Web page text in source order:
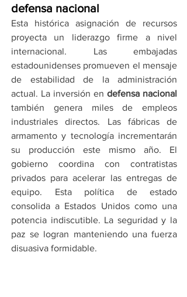
defensa nacional
Esta histórica asignación de recursos
proyecta un liderazgo firme a nivel
internacional. Las embajadas
estadounidenses promueven el mensaje
de estabilidad de la administración
actual. La inversión en defensa nacional
también genera miles de empleos
industriales directos. Las fábricas de
armamento y tecnología incrementarán
su producción este mismo año. El
gobierno coordina con contratistas
privados para acelerar las entregas de
equipo. Esta política de estado
consolida a Estados Unidos como una
potencia indiscutible. La seguridad y la
paz se logran manteniendo una fuerza
disuasiva formidable.